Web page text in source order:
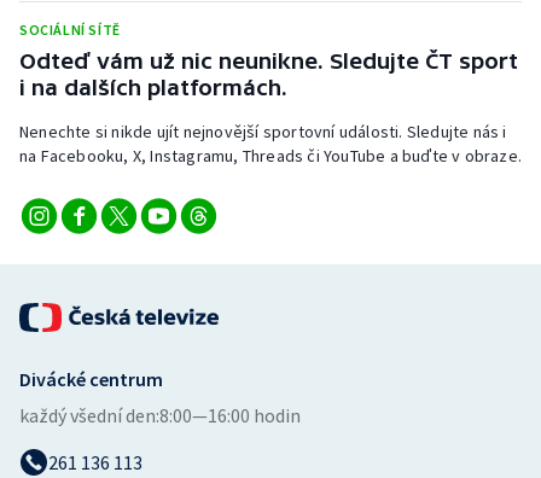
SOCIÁLNÍ SÍTĚ
Odteď vám už nic neunikne. Sledujte ČT sport
i na dalších platformách.
Nenechte si nikde ujít nejnovější sportovní události. Sledujte nás i
na Facebooku, X, Instagramu, Threads či YouTube a buďte v obraze.
Divácké centrum
každý všední den:8:00—16:00 hodin
261 136 113